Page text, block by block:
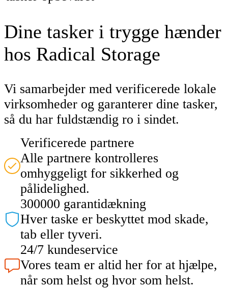
Dine tasker i trygge hænder
hos Radical Storage
Vi samarbejder med verificerede lokale
virksomheder og garanterer dine tasker,
så du har fuldstændig ro i sindet.
Verificerede partnere
Alle partnere kontrolleres
omhyggeligt for sikkerhed og
pålidelighed.
300000 garantidækning
Hver taske er beskyttet mod skade,
tab eller tyveri.
24/7 kundeservice
Vores team er altid her for at hjælpe,
når som helst og hvor som helst.